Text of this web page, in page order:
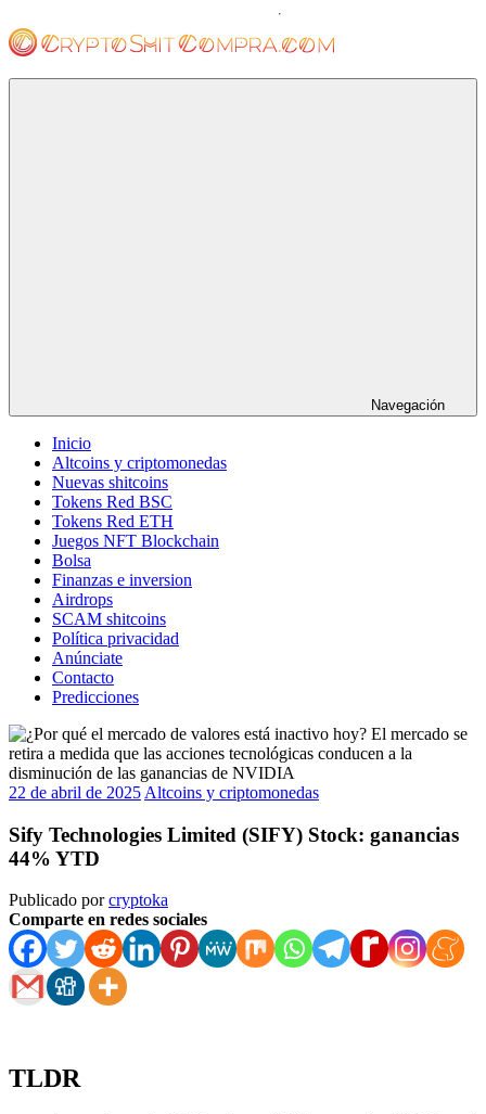
al
contenido
Navegación
Inicio
Altcoins y criptomonedas
Nuevas shitcoins
Tokens Red BSC
Tokens Red ETH
Juegos NFT Blockchain
Bolsa
Finanzas e inversion
Airdrops
SCAM shitcoins
Política privacidad
Anúnciate
Contacto
Predicciones
22 de abril de 2025 Altcoins y criptomonedas
Sify Technologies Limited (SIFY) Stock: ganancias
44% YTD
Publicado porcryptoka
Comparte en redes sociales
TLDR